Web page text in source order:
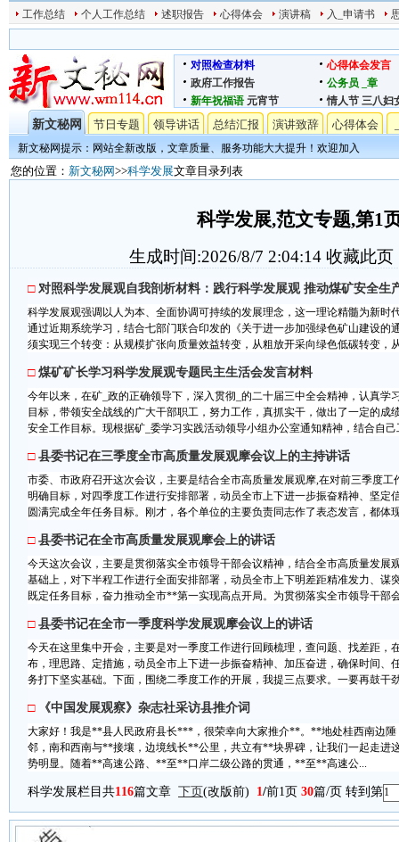
工作总结 个人工作总结 述职报告 心得体会 演讲稿 入_申请书
对照检查材料
心得体会发言
政府工作报告
公务员
_章
新年祝福语 元宵节 情人节 三八妇
新文秘网 节日专题 领导讲话 总结汇报 演讲致辞 心得体会
新文秘网提示：网站全新改版，文章质量、服务功能大大提升！欢迎加入
您的位置： 新文秘网>>科学发展文章目录列表
科学发展,范文专题,第1
生成时间:2026/8/7 2:04:14 收藏此页
□ 对照科学发展观自我剖析材料：践行科学发展观 推动煤矿安全生
科学发展观强调以人为本、全面协调可持续的发展理念，这一理论精髓为新时
通过近期系统学习，结合七部门联合印发的《关于进一步加强绿色矿山建设的
须实现三个转变：从规模扩张向质量效益转变，从粗放开采向绿色低碳转变，
□ 煤矿矿长学习科学发展观专题民主生活会发言材料
今年以来，在矿_政的正确领导下，深入贯彻_的二十届三中全会精神，认真学
目标，带领安全战线的广大干部职工，努力工作，真抓实干，做出了一定的成
安全工作目标。现根据矿_委学习实践活动领导小组办公室通知精神，结合自
□ 县委书记在三季度全市高质量发展观摩会议上的主持讲话
市委、市政府召开这次会议，主要是结合全市高质量发展观摩,在对前三季度
明确目标，对四季度工作进行安排部署，动员全市上下进一步振奋精神、坚定
圆满完成全年任务目标。刚才，各个单位的主要负责同志作了表态发言，都体
□ 县委书记在全市高质量发展观摩会上的讲话
今天这次会议，主要是贯彻落实全市领导干部会议精神，结合全市高质量发展
基础上，对下半程工作进行全面安排部署，动员全市上下明差距精准发力、谋
既定任务目标，奋力推动全市**第一实现高点开局。为贯彻落实全市领导干部
□ 县委书记在全市一季度科学发展观摩会议上的讲话
今天在这里集中开会，主要是对一季度工作进行回顾梳理，查问题、找差距，
布，理思路、定措施，动员全市上下进一步振奋精神、加压奋进，确保时间、
务打下坚实基础。下面，围绕二季度工作的开展，我提三点要求。一要再鼓干
□ 《中国发展观察》杂志社采访县推介词
大家好！我是**县人民政府县长***，很荣幸向大家推介**。**地处桂西南边
邻，南和西南与**接壤，边境线长**公里，共立有**块界碑，让我们一起走进
势明显。随着**高速公路、**至**口岸二级公路的贯通，**至**高速公...
科学发展栏目共116篇文章 下页(改版前) 1/前1页 30篇/页 转到第